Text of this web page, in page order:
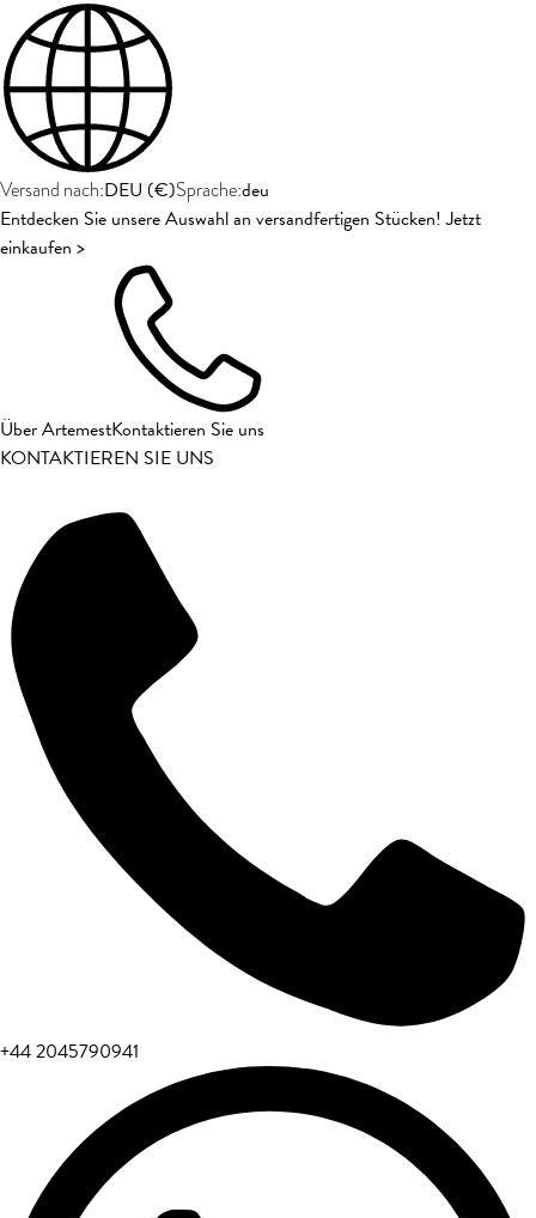
Versand nach:DEU (€)Sprache:deu
Entdecken Sie unsere Auswahl an versandfertigen Stücken! Jetzt
einkaufen >
Über ArtemestKontaktieren Sie uns
KONTAKTIEREN SIE UNS
+44 2045790941